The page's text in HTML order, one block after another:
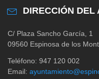
DIRECCIÓN DEL
C/ Plaza Sancho García, 1
09560 Espinosa de los
Teléfono: 947 120 002
Email: